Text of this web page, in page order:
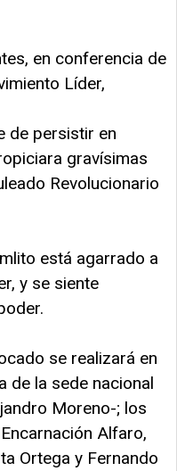
en conferencia de
Líder,
de persistir en
gravísimas
Revolucionario
está agarrado a
y se siente
se realizará en
de la sede nacional
Moreno-; los
Alfaro,
Ortega y Fernando